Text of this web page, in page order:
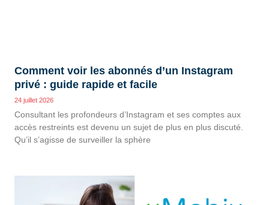
Comment voir les abonnés d’un Instagram
privé : guide rapide et facile
24 juillet 2026
Consultant les profondeurs d’Instagram et ses comptes aux
accès restreints est devenu un sujet de plus en plus discuté.
Qu’il s’agisse de surveiller la sphère